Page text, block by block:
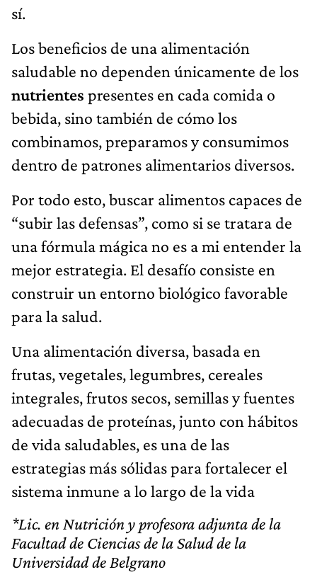
sí.
Los beneficios de una alimentación
saludable no dependen únicamente de los
nutrientes presentes en cada comida o
bebida, sino también de cómo los
combinamos, preparamos y consumimos
dentro de patrones alimentarios diversos.
Por todo esto, buscar alimentos capaces de
“subir las defensas”, como si se tratara de
una fórmula mágica no es a mi entender la
mejor estrategia. El desafío consiste en
construir un entorno biológico favorable
para la salud.
Una alimentación diversa, basada en
frutas, vegetales, legumbres, cereales
integrales, frutos secos, semillas y fuentes
adecuadas de proteínas, junto con hábitos
de vida saludables, es una de las
estrategias más sólidas para fortalecer el
sistema inmune a lo largo de la vida
*Lic. en Nutrición y profesora adjunta de la
Facultad de Ciencias de la Salud de la
Universidad de Belgrano